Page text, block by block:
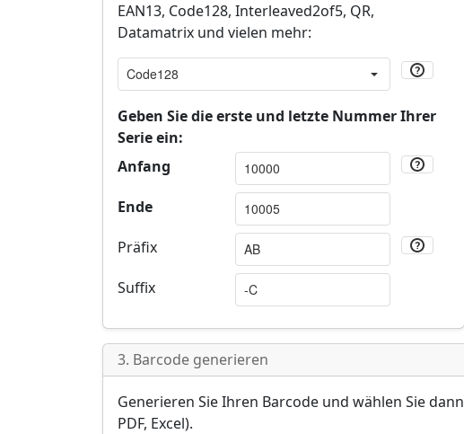
EAN13, Code128, Interleaved2of5, QR,
Datamatrix und vielen mehr:
Geben Sie die erste und letzte Nummer Ihrer
Serie ein:
Anfang
Ende
Präfix
Suffix
3. Barcode generieren
Generieren Sie Ihren Barcode und wählen Sie
PDF, Excel).